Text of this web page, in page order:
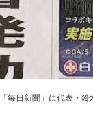
毎日新聞」に代表・